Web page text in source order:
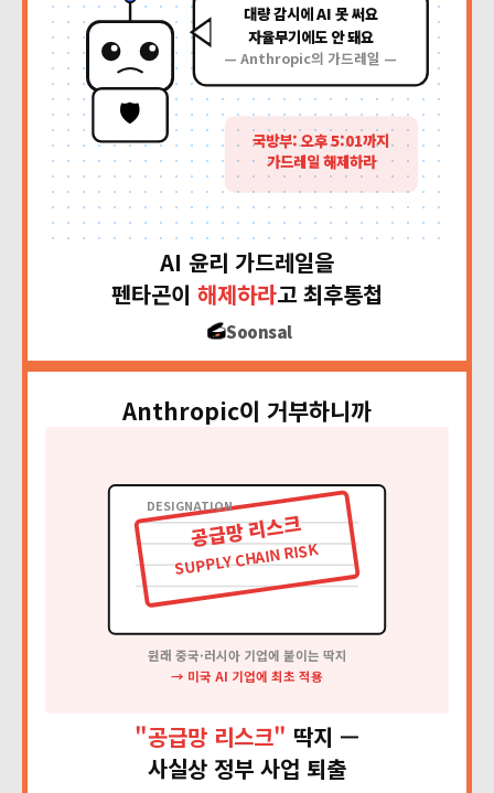
🛡️
대량 감시에 AI 못 써요
자율무기에도 안 돼요
— Anthropic의 가드레일 —
국방부: 오후 5:01까지
가드레일 해제하라
AI 윤리 가드레일을
펜타곤이 해제하라고 최후통첩
Soonsal
Anthropic이 거부하니까
공급망 리스크
SUPPLY CHAIN RISK
DESIGNATION
원래 중국·러시아 기업에 붙이는 딱지
→ 미국 AI 기업에 최초 적용
"공급망 리스크" 딱지 —
사실상 정부 사업 퇴출